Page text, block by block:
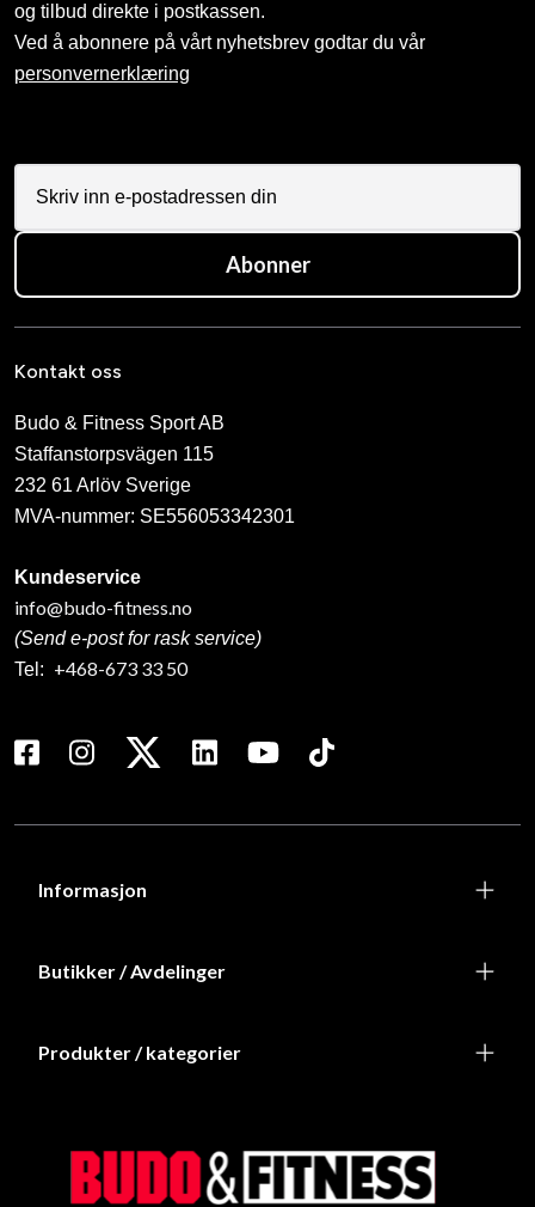
og tilbud direkte i postkassen.
Ved å abonnere på vårt nyhetsbrev godtar du vår
personvernerklæring
Abonner
Kontakt oss
Budo & Fitness Sport AB
Staffanstorpsvägen 115
232 61 Arlöv Sverige
MVA-nummer: SE556053342301
Kundeservice
info@budo-fitness.no
(Send e-post for rask service)
Tel: +468-673 33 50
Informasjon
Butikker / Avdelinger
Produkter / kategorier